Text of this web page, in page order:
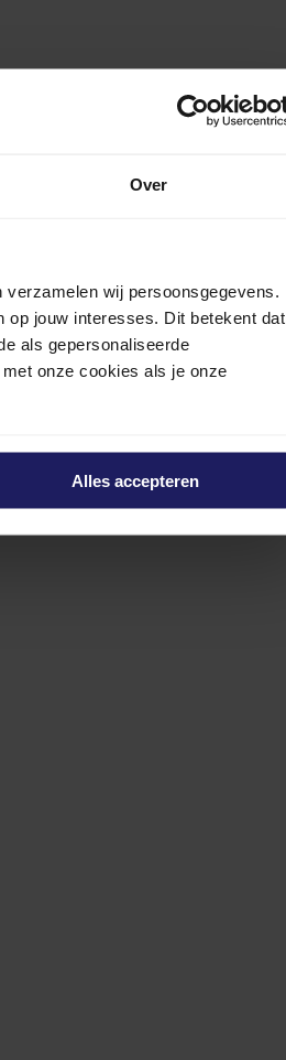
Over
wij persoonsgegevens.
op jouw interesses. Dit betekent dat
als gepersonaliseerde
onze cookies als je onze
Alles accepteren